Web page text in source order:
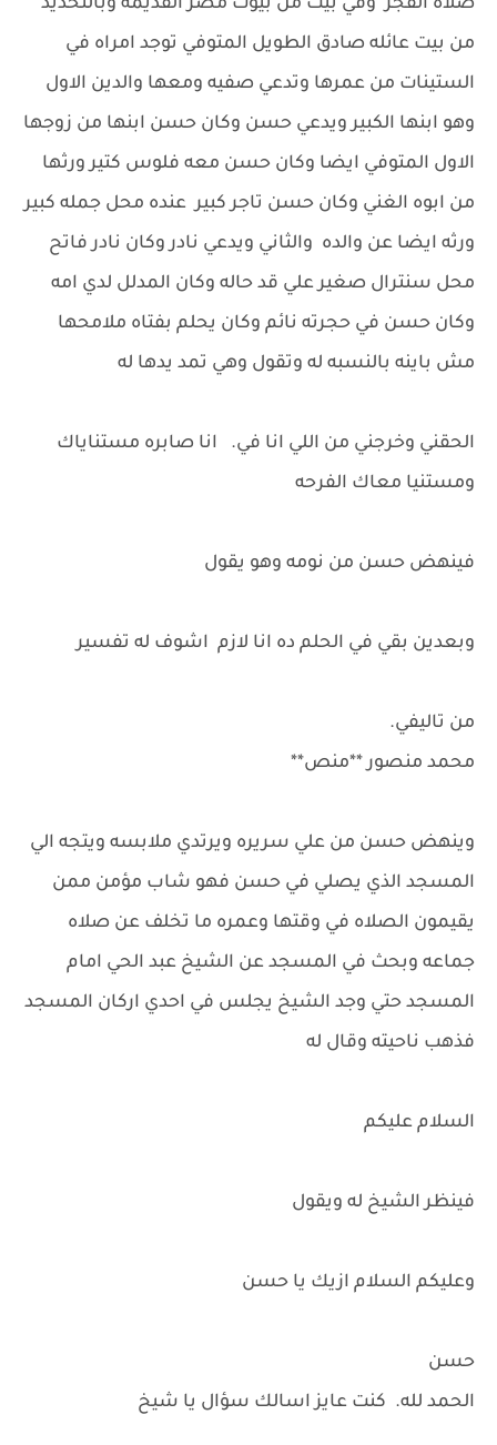
صلاه الفجر وفي بيت من بيوت مصر القديمه وبالتحديد
من بيت عائله صادق الطويل المتوفي توجد امراه في
الستينات من عمرها وتدعي صفيه ومعها والدين الاول
وهو ابنها الكبير ويدعي حسن وكان حسن ابنها من زوجها
الاول المتوفي ايضا وكان حسن معه فلوس كتير ورثها
من ابوه الغني وكان حسن تاجر كبير عنده محل جمله كبير
ورثه ايضا عن والده والثاني ويدعي نادر وكان نادر فاتح
محل سنترال صغير علي قد حاله وكان المدلل لدي امه
وكان حسن في حجرته نائم وكان يحلم بفتاه ملامحها
مش باينه بالنسبه له وتقول وهي تمد يدها له
الحقني وخرجني من اللي انا في. انا صابره مستناياك
ومستنيا معاك الفرحه
فينهض حسن من نومه وهو يقول
وبعدين بقي في الحلم ده انا لازم اشوف له تفسير
من تاليفي.
محمد منصور **منص**
وينهض حسن من علي سريره ويرتدي ملابسه ويتجه الي
المسجد الذي يصلي في حسن فهو شاب مؤمن ممن
يقيمون الصلاه في وقتها وعمره ما تخلف عن صلاه
جماعه وبحث في المسجد عن الشيخ عبد الحي امام
المسجد حتي وجد الشيخ يجلس في احدي اركان المسجد
فذهب ناحيته وقال له
السلام عليكم
فينظر الشيخ له ويقول
وعليكم السلام ازيك يا حسن
حسن
الحمد لله. كنت عايز اسالك سؤال يا شيخ